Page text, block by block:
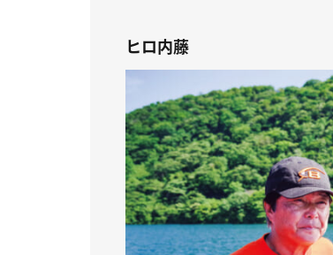
ヒロ内藤